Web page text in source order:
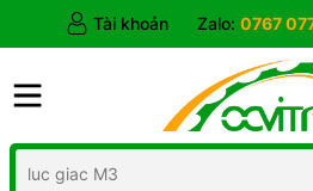
Tài khoản Zalo: 0767